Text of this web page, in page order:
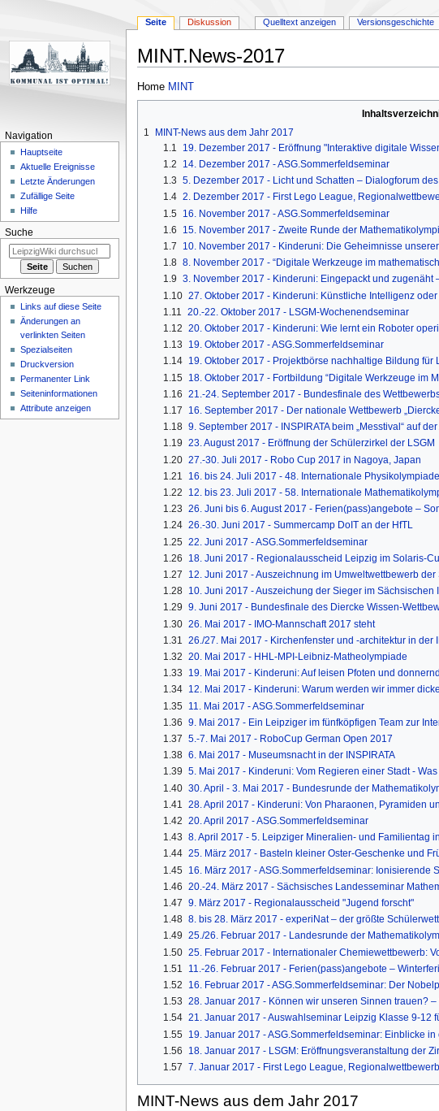
MINT.News-2017
Zur
Navigation
Zur
Suche
Home MINT
1
MINT-News aus dem Jahr 2017
1.1
19. Dezember 2017 - Eröffnung "Interaktive digitale
1.2
14. Dezember 2017 - ASG.Sommerfeldseminar
1.3 5. Dezember 2017 - Licht und Schatten – Dialogforum
1.4 2. Dezember 2017 - First Lego League,
1.5 16. November 2017 - ASG.Sommerfeldseminar
1.6
15. November 2017 - Zweite Runde der
1.7
10. November 2017 - Kinderuni: Die Geheimnisse
1.8 8. November 2017 - “Digitale Werkzeuge im
1.9 3. November 2017 - Kinderuni: Eingepackt und zugenäht
1.10 27. Oktober 2017 - Kinderuni: Künstliche Intelligenz
1.11
20.-22. Oktober 2017 - LSGM-Wochenendseminar
1.12 20. Oktober 2017 - Kinderuni: Wie lernt ein Roboter
1.13
19. Oktober 2017 - ASG.Sommerfeldseminar
1.14 19. Oktober 2017 - Projektbörse nachhaltige Bildung
1.15 18. Oktober 2017 - Fortbildung “Digitale Werkzeuge im
1.16 21.-24. September 2017 - Bundesfinale des
1.17
16. September 2017 - Der nationale Wettbewerb
1.18 9. September 2017 - INSPIRATA beim „Messtival“ auf
1.19 23. August 2017 - Eröffnung der Schülerzirkel der LSGM
1.20 27.-30. Juli 2017 - Robo Cup 2017 in Nagoya, Japan
1.21
16. bis 24. Juli 2017 - 48. Internationale
1.22
12. bis 23. Juli 2017 - 58. Internationale
1.23 26. Juni bis 6. August 2017 - Ferien(pass)angebote –
1.24 26.-30. Juni 2017 - Summercamp DoIT an der HfTL
1.25 22. Juni 2017 - ASG.Sommerfeldseminar
1.26
18. Juni 2017 - Regionalausscheid Leipzig im Solaris-
1.27
12. Juni 2017 - Auszeichnung im Umweltwettbewerb
1.28 10. Juni 2017 - Auszeichung der Sieger im Sächsischen
1.29 9. Juni 2017 - Bundesfinale des Diercke Wissen-
1.30 26. Mai 2017 - IMO-Mannschaft 2017 steht
1.31
26./27. Mai 2017 - Kirchenfenster und -architektur in der
1.32 20. Mai 2017 - HHL-MPI-Leibniz-Matheolympiade
1.33
19. Mai 2017 - Kinderuni: Auf leisen Pfoten und
1.34 12. Mai 2017 - Kinderuni: Warum werden wir immer
1.35 11. Mai 2017 - ASG.Sommerfeldseminar
1.36 9. Mai 2017 - Ein Leipziger im fünfköpfigen Team zur
1.37 5.-7. Mai 2017 - RoboCup German Open 2017
1.38 6. Mai 2017 - Museumsnacht in der INSPIRATA
1.39 5. Mai 2017 - Kinderuni: Vom Regieren einer Stadt -
1.40 30. April - 3. Mai 2017 - Bundesrunde der
1.41 28. April 2017 - Kinderuni: Von Pharaonen, Pyramiden
1.42 20. April 2017 - ASG.Sommerfeldseminar
1.43 8. April 2017 - 5. Leipziger Mineralien- und Familientag
1.44 25. März 2017 - Basteln kleiner Oster-Geschenke und
1.45 16. März 2017 - ASG.Sommerfeldseminar: Ionisierende
1.46 20.-24. März 2017 - Sächsisches Landesseminar
1.47 9. März 2017 - Regionalausscheid "Jugend forscht"
1.48 8. bis 28. März 2017 - experiNat – der größte
1.49 25./26. Februar 2017 - Landesrunde der
1.50 25. Februar 2017 - Internationaler Chemiewettbewerb:
1.51
11.-26. Februar 2017 - Ferien(pass)angebote –
1.52
16. Februar 2017 - ASG.Sommerfeldseminar: Der
1.53 28. Januar 2017 - Können wir unseren Sinnen trauen?
1.54 21. Januar 2017 - Auswahlseminar Leipzig Klasse 9-12
1.55 19. Januar 2017 - ASG.Sommerfeldseminar: Einblicke
1.56
18. Januar 2017 - LSGM: Eröffnungsveranstaltung der
1.57 7. Januar 2017 - First Lego League,
MINT-News aus dem Jahr 2017
Seite Diskussion Quelltext anzeigen Versionsgeschichte
Navigation
Hauptseite
Aktuelle Ereignisse
Letzte Änderungen
Zufällige Seite
Hilfe
Suche
Werkzeuge
Links auf diese Seite
Änderungen an
verlinkten Seiten
Spezialseiten
Druckversion
Permanenter Link
Seiten­informationen
Attribute anzeigen